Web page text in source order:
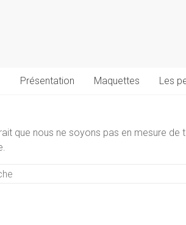
Présentation Maquettes Les
que nous ne soyons pas en mesure